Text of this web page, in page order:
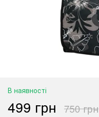
В наявності
499 грн 750 грн